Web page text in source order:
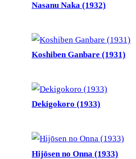
Nasanu Naka (1932)
Koshiben Ganbare (1931)
Dekigokoro (1933)
Hijōsen no Onna (1933)